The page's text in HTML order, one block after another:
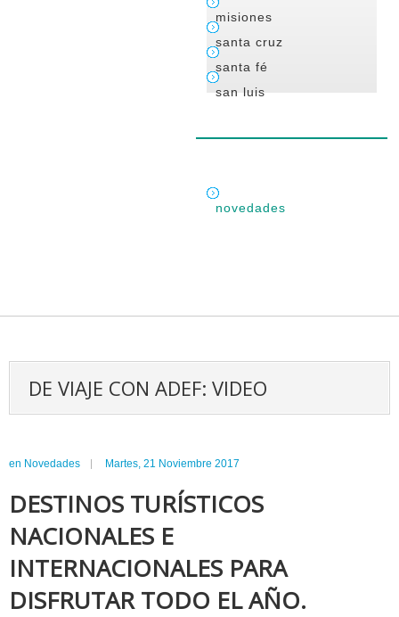
misiones
santa cruz
santa fé
san luis
novedades
DE VIAJE CON ADEF: VIDEO
en Novedades Martes, 21 Noviembre 2017
DESTINOS TURÍSTICOS
NACIONALES E
INTERNACIONALES PARA
DISFRUTAR TODO EL AÑO.